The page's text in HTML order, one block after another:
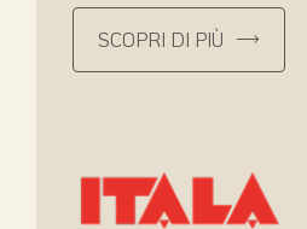
SCOPRI DI PIÙ